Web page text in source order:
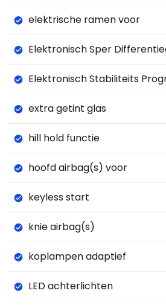
elektrische ramen voor
Elektronisch Sper
Elektronisch Stabiliteits
extra getint glas
hill hold functie
hoofd airbag(s) voor
keyless start
knie airbag(s)
koplampen adaptief
LED achterlichten